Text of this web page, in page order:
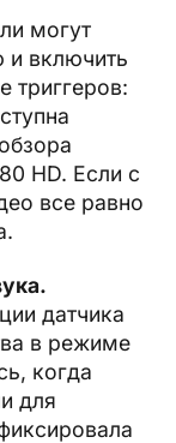
могут
и включить
триггеров:
HD. Если с
все равно
датчика
в режиме
когда
для